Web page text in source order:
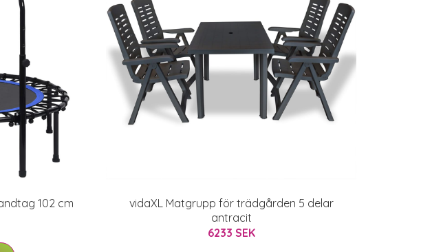
102 cm
vidaXL Matgrupp för trädgården 5 delar
antracit
6233 SEK